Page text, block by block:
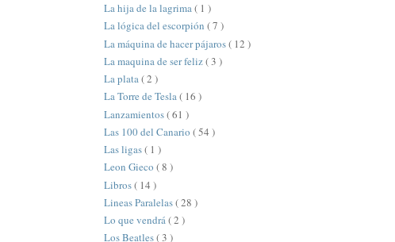
La hija de la lagrima( 1 )
La lógica del escorpión ( 7 )
La máquina de hacer pájaros( 12 )
La maquina de ser feliz( 3 )
La plata( 2 )
La Torre de Tesla( 16 )
Lanzamientos( 61 )
Las 100 del Canario ( 54 )
Las ligas( 1 )
Leon Gieco ( 8 )
Libros( 14 )
Lineas Paralelas( 28 )
Lo que vendrá( 2 )
Los Beatles( 3 )